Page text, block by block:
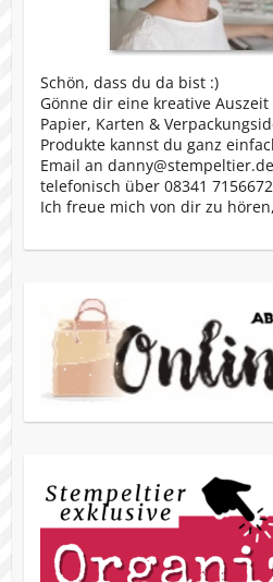
Schön, dass du da bist :)
Gönne dir eine kreative
Papier, Karten &
Produkte kannst du ganz
Email an
telefonisch über 08341
Ich freue mich von dir zu